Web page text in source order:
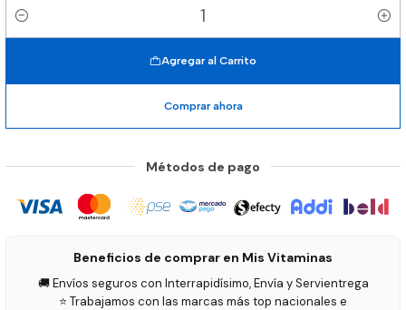
Cantidad
Agregar al Carrito
Comprar ahora
Métodos de pago
Beneficios de comprar en Mis Vitaminas
🚚 Envíos seguros con Interrapidísimo, Envía y Servientrega
⭐ Trabajamos con las marcas más top nacionales e